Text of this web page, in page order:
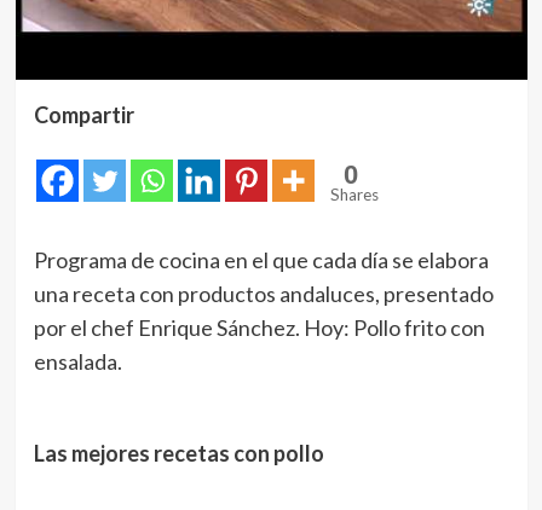
Compartir
0
Shares
Programa de cocina en el que cada día se elabora
una receta con productos andaluces, presentado
por el chef Enrique Sánchez. Hoy: Pollo frito con
ensalada.
Las mejores recetas con pollo